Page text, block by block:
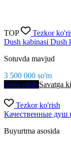
TOP
Tezkor
Dush kabinasi Dush
Sotuvda mavjud
3 500 000 so'm
Sotib olish Savatga
Tezkor ko'rish
Качественные душ
Buyurtma asosida